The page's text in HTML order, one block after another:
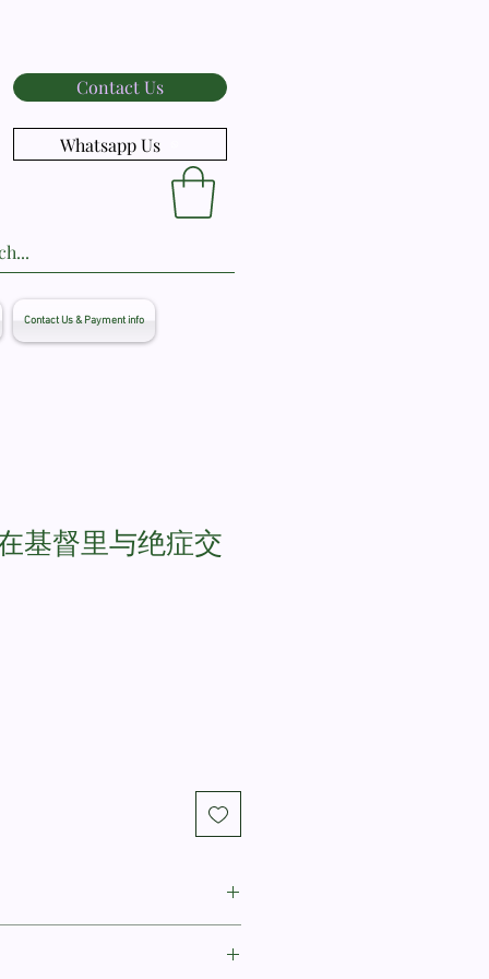
Contact Us
Whatsapp Us
Contact Us & Payment info
基督里与绝症交